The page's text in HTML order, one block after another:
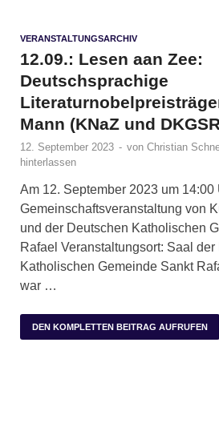
VERANSTALTUNGSARCHIV
12.09.: Lesen aan Zee:
Deutschsprachige
Mann (KNaZ und
12. September 2023 - von Christian
hinterlassen
Am 12. September 2023 um 14:00
Gemeinschaftsveranstaltung von
und der Deutschen Katholischen
Rafael Veranstaltungsort: Saal der
Katholischen Gemeinde Sankt
war …
DEN KOMPLETTEN BEITRAG AUFRUFEN